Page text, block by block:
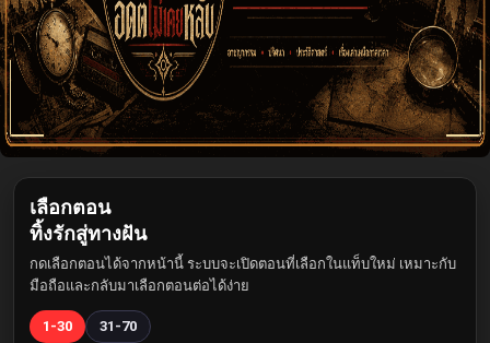
เลือกตอน
ทิ้งรักสู่ทางฝัน
กดเลือกตอนได้จากหน้านี้ ระบบจะเปิดตอนที่เลือกในแท็บใหม่ เหมาะกับ
มือถือและกลับมาเลือกตอนต่อได้ง่าย
1-30 31-70